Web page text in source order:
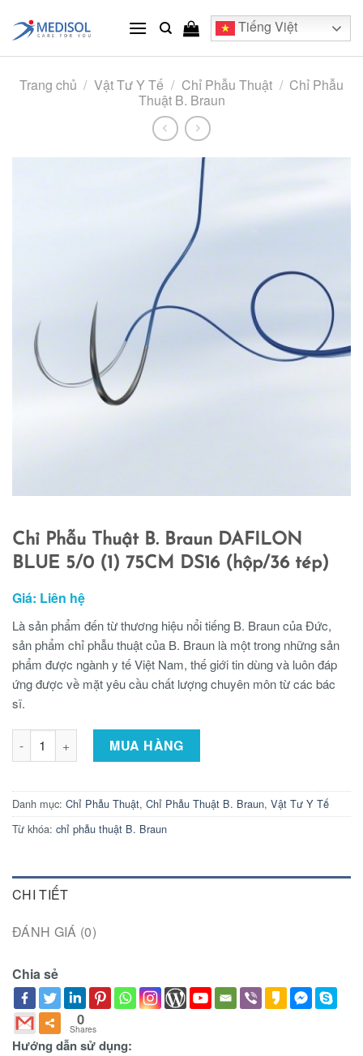
content
Tiếng Việt
Trang chủ / Vật Tư Y Tế / Chỉ Phẫu Thuật / Chỉ Phẫu
Thuật B. Braun
Chỉ Phẫu Thuật B. Braun DAFILON
BLUE 5/0 (1) 75CM DS16 (hộp/36 tép)
Giá: Liên hệ
Là sản phẩm đến từ thương hiệu nổi tiếng B. Braun của Đức,
sản phẩm chỉ phẫu thuật của B. Braun là một trong những sản
phẩm được ngành y tế Việt Nam, thế giới tin dùng và luôn đáp
ứng được về mặt yêu cầu chất lượng chuyên môn từ các bác
sĩ.
Chỉ Phẫu Thuật B. Braun DAFILON BLUE 5/0 (1) 75CM DS16
MUA HÀNG
Danh mục: Chỉ Phẫu Thuật, Chỉ Phẫu Thuật B. Braun, Vật Tư Y Tế
Từ khóa: chỉ phẫu thuật B. Braun
CHI TIẾT
ĐÁNH GIÁ (0)
Chia sẻ
0
Shares
Hướng dẫn sử dụng: